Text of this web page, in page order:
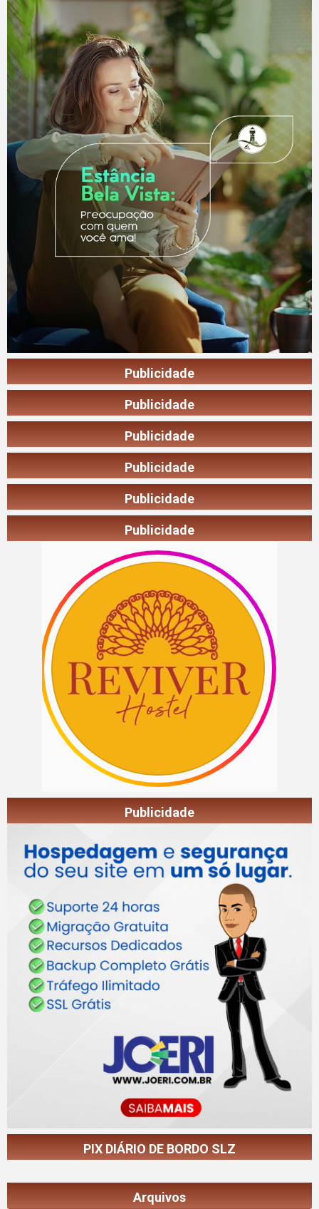
Publicidade
Publicidade
Publicidade
Publicidade
Publicidade
Publicidade
Publicidade
PIX DIÁRIO DE BORDO SLZ
Arquivos